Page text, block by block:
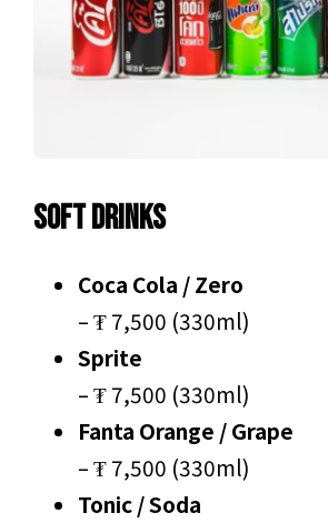
Soft Drinks
Coca Cola / Zero
– ₮ 7,500 (330ml)
Sprite
– ₮ 7,500 (330ml)
Fanta Orange / Grape
– ₮ 7,500 (330ml)
Tonic / Soda